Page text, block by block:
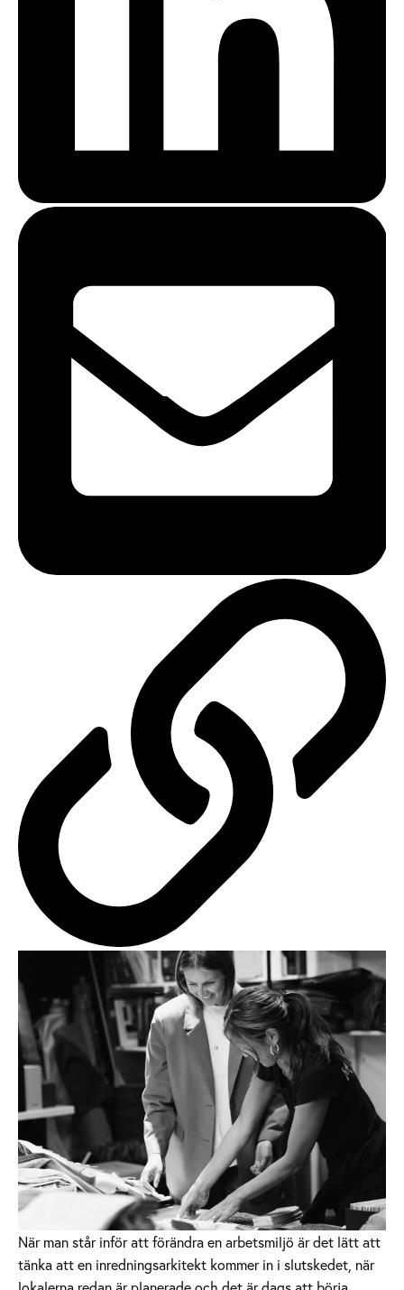
När man står inför att förändra en arbetsmiljö är det lätt att
tänka att en inredningsarkitekt kommer in i slutskedet, när